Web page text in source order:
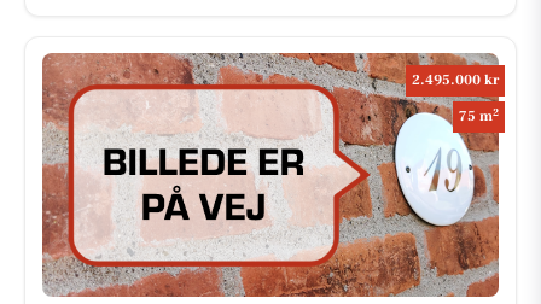
2.495.000 kr
75 m2